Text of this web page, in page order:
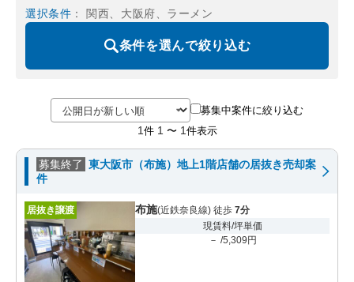
選択条件 ： 関西、大阪府、ラーメン
条件を選んで絞り込む
募集中案件に絞り込む
1 件 1 〜 1 件表示
募集終了 東大阪市（布施）地上1階店舗の居抜き売却案
件
居抜き譲渡 布施(近鉄奈良線) 徒歩 7分
現賃料/坪単価
－ /5,309円